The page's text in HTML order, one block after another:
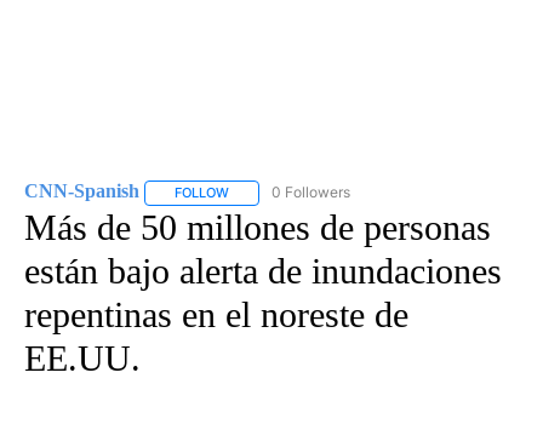
CNN-Spanish FOLLOW FOLLOW "CNN-SPANISH" TO RECEIVE
0 Followers
Más de 50 millones de personas
están bajo alerta de inundaciones
repentinas en el noreste de
EE.UU.